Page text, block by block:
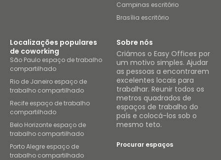
Campinas escritório
Brasília escritório
Localizações populares
de coworking
São Paulo espaço de trabalho
compartilhado
Rio de Janeiro espaço de
trabalho compartilhado
Recife espaço de trabalho
compartilhado
Belo Horizonte espaço de
trabalho compartilhado
Porto Alegre espaço de
trabalho compartilhado
Sobre nós
Criámos o Easy Offices por
um motivo simples. Ajudar
as pessoas a encontrarem
excelentes locais para
trabalhar. Reunir todos os
metros quadrados de
espaços de trabalho do
país e colocá-los sob o
mesmo teto.
Procurar espaços